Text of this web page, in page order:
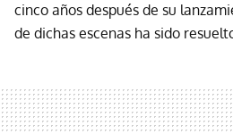
cinco años después de su
de dichas escenas ha sido